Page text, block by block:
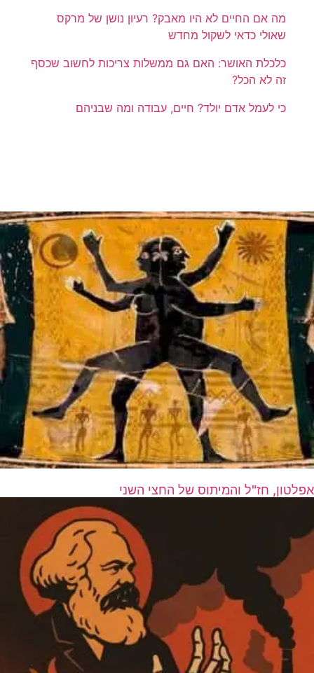
מה אם החיים לא היו מאבק? רעיון נושן של מרקס
שאולי כדאי לשקול מחדש
כלכלת האושר: האם גם ממשלות צריכות לחשוב שכסף
זה לא הכל?
כי לעמל אדם יולד? חיים, עבודה ומה שבניהם
אפלטון, חז"ל והמיתוס של החצי השני